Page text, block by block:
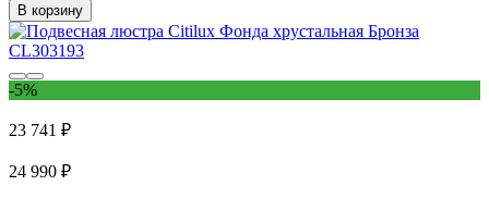
В корзину
-5%
23 741 ₽
24 990 ₽